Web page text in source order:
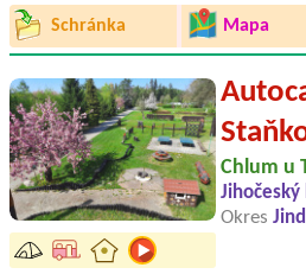
Schránka Mapa
Chlum u
Jihočeský
Okres